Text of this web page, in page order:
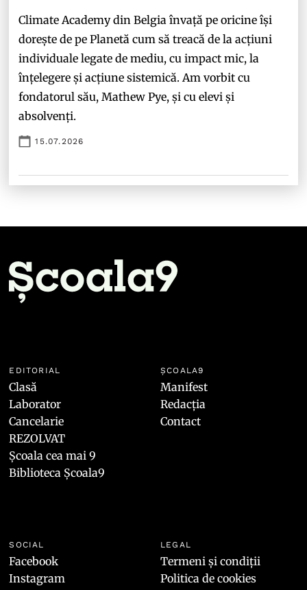
Climate Academy din Belgia învață pe oricine își
dorește de pe Planetă cum să treacă de la acțiuni
individuale legate de mediu, cu impact mic, la
înțelegere și acțiune sistemică. Am vorbit cu
fondatorul său, Mathew Pye, și cu elevi și
absolvenți.
15.07.2026
EDITORIAL
Clasă
Laborator
Cancelarie
REZOLVAT
Școala cea mai 9
Biblioteca Școala9
ȘCOALA9
Manifest
Redacția
Contact
SOCIAL
Facebook
Instagram
LEGAL
Termeni și condiții
Politica de cookies